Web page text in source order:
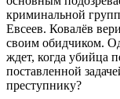
криминальной
Евсеев. Ковалёв
своим обидчиком.
ждет, когда убийца
поставленной
преступнику?